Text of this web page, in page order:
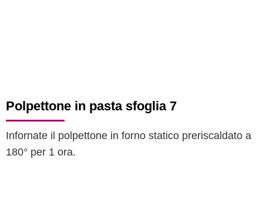
Polpettone in pasta sfoglia 7
Infornate il polpettone in forno statico preriscaldato a
180° per 1 ora.